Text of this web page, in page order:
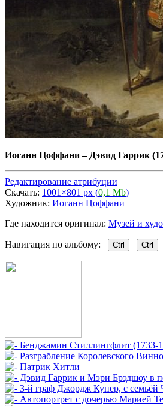
Иоганн Цоффани– Дэвид Гаррик
Редактирование атрибуции
Скачать: 1001×801 px (0,1 Mb)
Художник: Иоганн Цоффани
Где находится оригинал: Музей и
Навигация по альбому: Ctrl Ctrl